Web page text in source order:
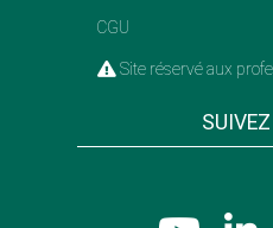
CGU
Site réservé aux